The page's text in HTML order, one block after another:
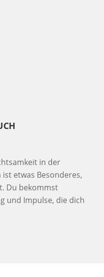
in der
etwas Besonderes,
Du bekommst
und Impulse, die dich